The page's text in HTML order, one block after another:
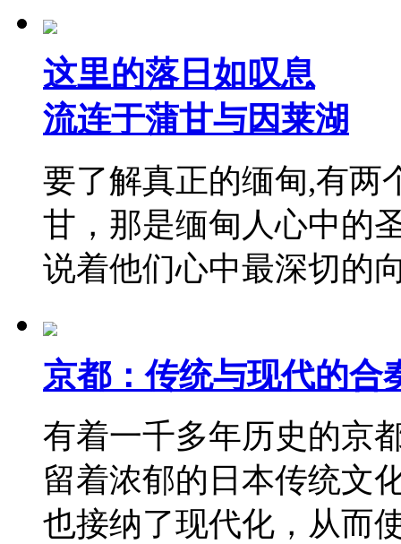
这里的落日如叹息
流连于蒲甘与因莱湖
要了解真正的缅甸,有两
甘，那是缅甸人心中的
说着他们心中最深切
京都：传统与现代的合
有着一千多年历史的京
留着浓郁的日本传统文
也接纳了现代化，从